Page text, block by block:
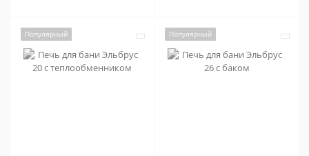
Популярный Популярный